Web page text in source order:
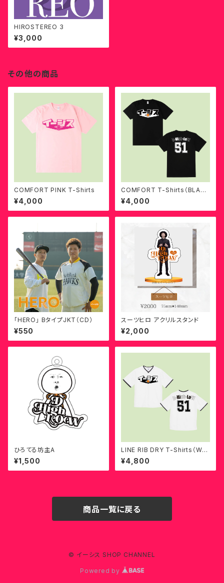
HIROSTEREO 3
¥3,000
その他の商品
COMFORT PINK T-Shirts
¥4,000
COMFORT T-Shirts（BLAC
K）
¥4,000
「HERO」 BタイプJKT（CD）
¥550
スーツヒロ アクリルスタンド
¥2,000
ひろてる坊主A
¥1,500
LINE RIB DRY T-Shirts（WHI
TE）
¥4,800
商品一覧に戻る
© イーシス SHOP CHANNEL
Powered by